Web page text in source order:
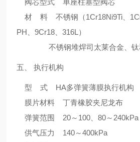
阀芯型式 单座柱塞型阀芯
材 料 不锈钢（1Cr18Ni9Ti、
PH、9Cr18、316L）
不锈钢堆焊司太莱合金、钛
五、 执行机构
型 式 HA多弹簧薄膜执行机构
膜片材料 丁青橡胶夹尼龙布
弹簧范围 20～100、80～240kPa
供气压力 140～400kPa